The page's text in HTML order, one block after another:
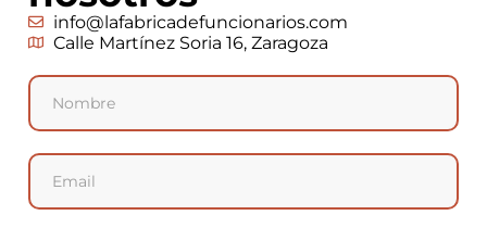
info@lafabricadefuncionarios.com
Calle Martínez Soria 16, Zaragoza